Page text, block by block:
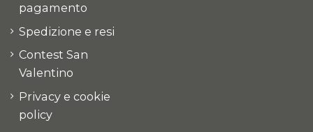
pagamento
Spedizione e resi
Contest San
Valentino
Privacy e cookie
policy